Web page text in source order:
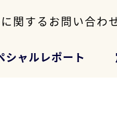
関するお問い合わ
シャルレポート